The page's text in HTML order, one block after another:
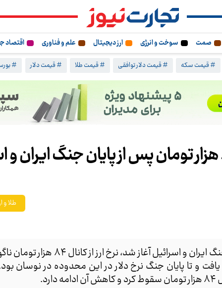
صمت سوخت و انرژی ارز دیجیتال علم و فناوری اقتصاد
# قیمت سکه # قیمت دلار توافقی # قیمت طلا # قیمت دلار #
طلا و
یک کارشناس اقتصادی گفت: در زمانی که جنگ ایران و
تومان افزایش یافت و تا پایان جنگ نرخ دلار در این محدوده در نوسان